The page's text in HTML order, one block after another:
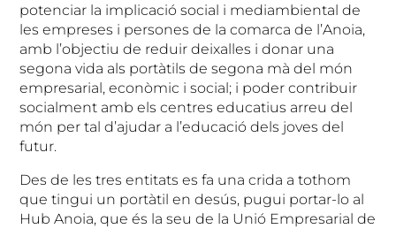
potenciar la implicació social i mediambiental de
les empreses i persones de la comarca de l’Anoia,
amb l’objectiu de reduir deixalles i donar una
segona vida als portàtils de segona mà del món
empresarial, econòmic i social; i poder contribuir
socialment amb els centres educatius arreu del
món per tal d’ajudar a l’educació dels joves del
futur.
Des de les tres entitats es fa una crida a tothom
que tingui un portàtil en desús, pugui portar-lo al
Hub Anoia, que és la seu de la Unió Empresarial de